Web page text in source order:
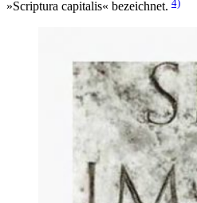
»Scriptura capitalis« bezeichnet.